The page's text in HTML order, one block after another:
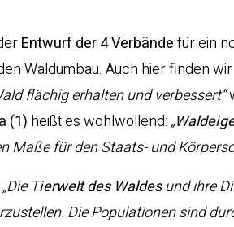
Entwurf der 4 Verbändefür ein
Waldumbau. Auch hier finden
flächig erhalten und verbessert“
(1) heißt es wohlwollend:„
Maße für den Staats- und
„Die Tierwelt des Waldesund ihre
Die Populationen sind